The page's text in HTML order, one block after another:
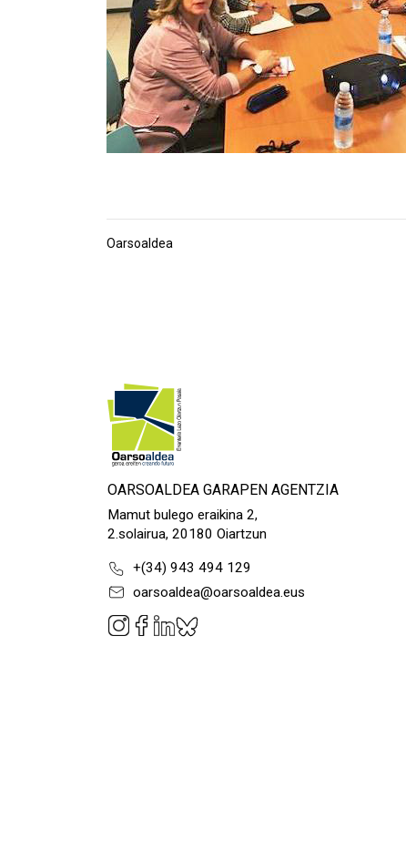
Oarsoaldea
OARSOALDEA GARAPEN AGENTZIA
Mamut bulego eraikina 2,
2.solairua, 20180 Oiartzun
+(34) 943 494 129
oarsoaldea@oarsoaldea.eus